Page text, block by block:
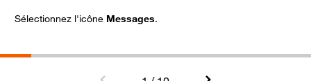
Sélectionnez l'icône Messages.